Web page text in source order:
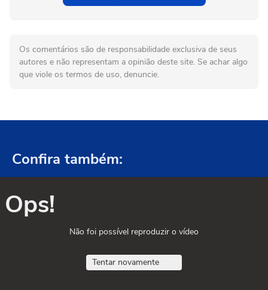
Os comentários são de responsabilidade exclusiva de seus
autores e não representam a opinião deste site. Se achar algo
que viole os termos de uso, denuncie.
Confira também:
Ops!
Não foi possível reproduzir o vídeo
Tentar novamente